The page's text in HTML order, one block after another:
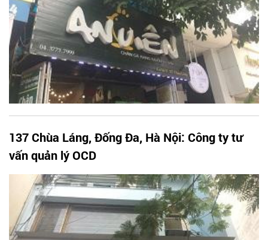
137 Chùa Láng, Đống Đa, Hà Nội: Công ty tư
vấn quản lý OCD